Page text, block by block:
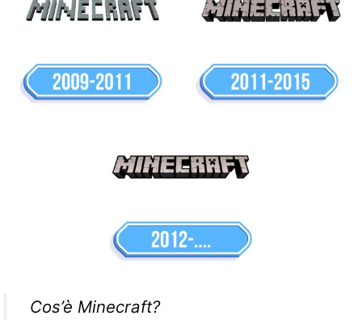
Cos’è Minecraft?